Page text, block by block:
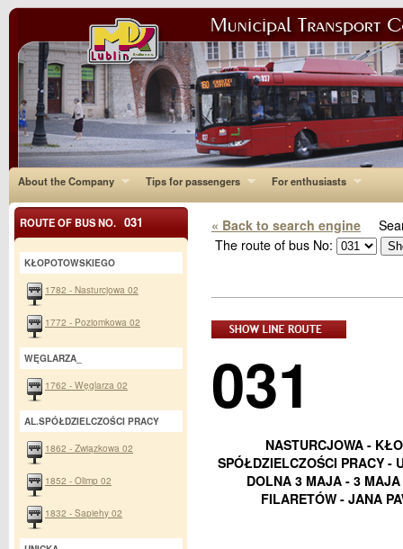
About the Company Tips for passengers For enthusiasts
« Back to search engine
The route of bus No:
031
NASTURCJOWA -
SPÓŁDZIELCZOŚCI PRACY -
DOLNA 3 MAJA - 3
FILARETÓW - JANA
ROUTE OF BUS NO. 031
KŁOPOTOWSKIEGO
1782 - Nasturcjowa 02
1772 - Poziomkowa 02
WĘGLARZA_
1762 - Węglarza 02
AL.SPÓŁDZIELCZOŚCI PRACY
1862 - Związkowa 02
1852 - Olimp 02
1832 - Sapiehy 02